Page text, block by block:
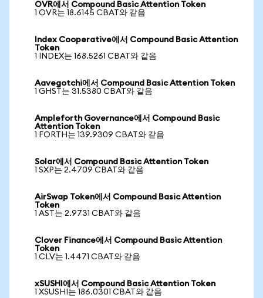
OVR에서 Compound Basic Attention Token
1 OVR는 18.6145 CBAT와 같음
Index Cooperative에서 Compound Basic Attention
Token
1 INDEX는 168.5261 CBAT와 같음
Aavegotchi에서 Compound Basic Attention Token
1 GHST는 31.5380 CBAT와 같음
Ampleforth Governance에서 Compound Basic
Attention Token
1 FORTH는 139.9309 CBAT와 같음
Solar에서 Compound Basic Attention Token
1 SXP는 2.4709 CBAT와 같음
AirSwap Token에서 Compound Basic Attention
Token
1 AST는 2.9731 CBAT와 같음
Clover Finance에서 Compound Basic Attention
Token
1 CLV는 1.4471 CBAT와 같음
xSUSHI에서 Compound Basic Attention Token
1 XSUSHI는 186.0301 CBAT와 같음